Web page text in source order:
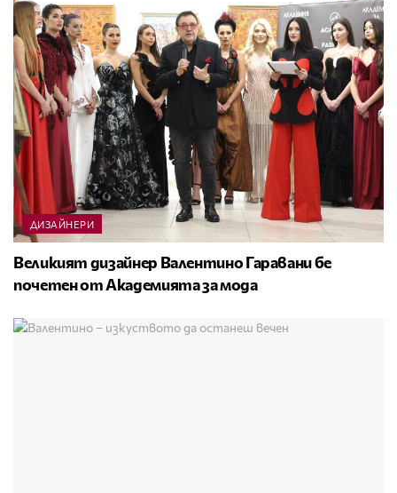
ДИЗАЙНЕРИ
Великият дизайнер Валентино Гаравани бе
почетен от Академията за мода